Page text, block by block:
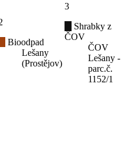
Bioodpad
Lešany
(Prostějov)
3
Shrabky z
ČOV
ČOV
Lešany -
parc.č.
1152/1